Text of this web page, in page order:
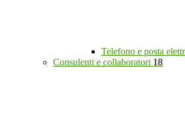
Telefono e posta
Consulenti e collaboratori 18